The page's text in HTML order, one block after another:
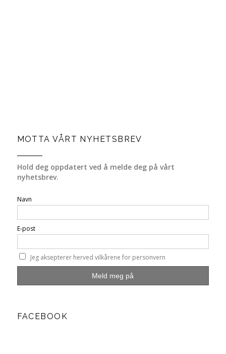
MOTTA VÅRT NYHETSBREV
Hold deg oppdatert ved å melde deg på vårt
nyhetsbrev.
Navn
E-post
Jeg aksepterer herved vilkårene for personvern
FACEBOOK